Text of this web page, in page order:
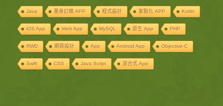
Java 量身訂做 APP 程式設計 客製化 APP Kotlin
iOS App Web App MySQL 原生 App PHP
RWD 網頁設計 App Android App Objective-C
Swift CSS Java Script 混合式 App